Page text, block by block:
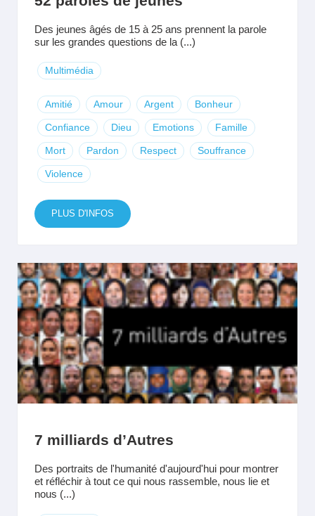
Des jeunes âgés de 15 à 25 ans prennent la parole
sur les grandes questions de la (...)
Multimédia
Amitié Amour Argent Bonheur
Confiance Dieu Emotions Famille
Mort Pardon Respect Souffrance
Violence
PLUS D'INFOS
7 milliards d’Autres
Des portraits de l'humanité d'aujourd'hui pour montrer
et réfléchir à tout ce qui nous rassemble, nous lie et
nous (...)